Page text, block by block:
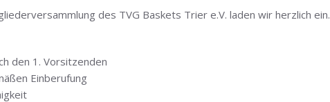
des TVG Baskets Trier e.V. laden wir herzlich ein.
den 1. Vorsitzenden
Einberufung